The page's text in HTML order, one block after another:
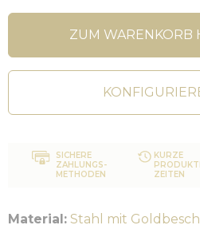
ZUM WARENKORB
SICHERE
ZAHLUNGS-
METHODEN
KURZE
ZEITEN
Material: Stahl mit